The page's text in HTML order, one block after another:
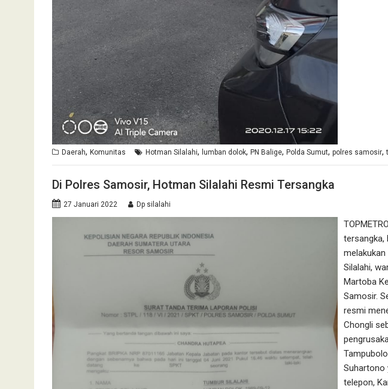
Daerah, Komunitas Hotman Silalahi, lumban dolok, PN Balige, Polda Sumut, polres samosir,
Di Polres Samosir, Hotman Silalahi Resmi Tersangka
27 Januari 2022 Dp silalahi
tersangka,
Silalahi,
Martoba
Samosir.
resmi
Chongli
Suhartono
telepon,